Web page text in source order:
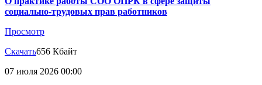
социально-трудовых прав работников
Просмотр
Скачать656 Кбайт
07 июля 2026 00:00